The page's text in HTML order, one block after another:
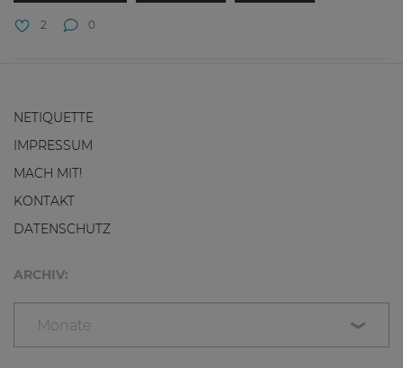
2 0
NETIQUETTE
IMPRESSUM
MACH MIT!
KONTAKT
DATENSCHUTZ
ARCHIV:
Monate